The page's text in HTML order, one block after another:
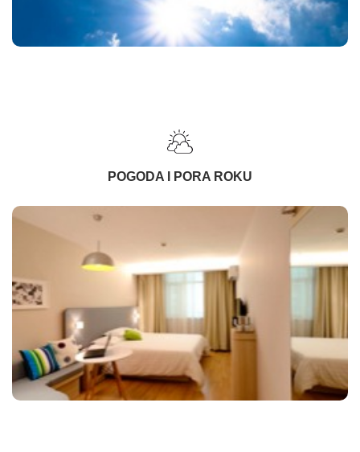
POGODA I PORA ROKU